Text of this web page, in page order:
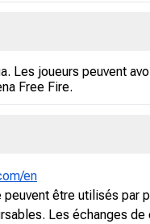
Les joueurs peuvent
Free Fire.
en
être utilisés par
Les échanges